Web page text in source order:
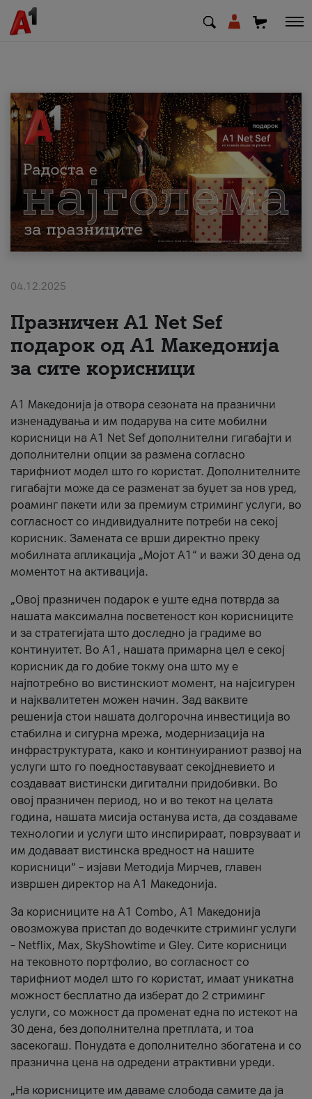
МК EN SQ
Приватни Деловни
Поддршка
Надополни кредит
За нас
#ПодобарОнлајн
04.12.2025
Празничен A1 Net Sеf
подарок од А1 Македонија
за сите корисници
А1 Македонија ја отвора сезоната на празнични
изненадувања и им подарува на сите мобилни
корисници на A1 Net Sef дополнителни гигабајти и
дополнителни опции за размена согласно
тарифниот модел што го користат. Дополнителните
гигабајти може да се разменат за буџет за нов уред,
роаминг пакети или за премиум стриминг услуги, во
согласност со индивидуалните потреби на секој
корисник. Замената се врши директно преку
мобилната апликација „Мојот А1“ и важи 30 дена од
моментот на активација.
„Овој празничен подарок е уште една потврда за
нашата максимална посветеност кон корисниците
и за стратегијата што доследно ја градиме во
континуитет. Во А1, нашата примарна цел е секој
корисник да го добие токму она што му е
најпотребно во вистинскиот момент, на најсигурен
и најквалитетен можен начин. Зад ваквите
решенија стои нашата долгорочна инвестиција во
стабилна и сигурна мрежа, модернизација на
инфраструктурата, како и континуираниот развој на
услуги што го поедноставуваат секојдневието и
создаваат вистински дигитални придобивки. Во
овој празничен период, но и во текот на целата
година, нашата мисија останува иста, да создаваме
технологии и услуги што инспирираат, поврзуваат и
им додаваат вистинска вредност на нашите
корисници“ – изјави Методија Мирчев, главен
извршен директор на А1 Македонија.
За корисниците на A1 Combo, А1 Македонија
овозможува пристап до водечките стриминг услуги
– Netflix, Max, SkyShowtime и Gley. Сите корисници
на тековното портфолио, во согласност со
тарифниот модел што го користат, имаат уникатна
можност бесплатно да изберат до 2 стриминг
услуги, со можност да променат една по истекот на
30 дена, без дополнителна претплата, и тоа
засекогаш. Понудата е дополнително збогатена и со
празнична цена на одредени атрактивни уреди.
„На корисниците им даваме слобода самите да ја